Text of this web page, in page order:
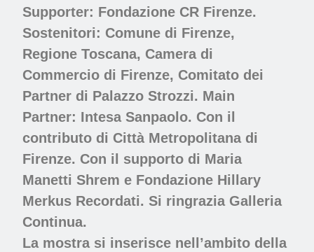
Supporter: Fondazione CR Firenze.
Sostenitori: Comune di Firenze,
Regione Toscana, Camera di
Commercio di Firenze, Comitato dei
Partner di Palazzo Strozzi. Main
Partner: Intesa Sanpaolo. Con il
contributo di Città Metropolitana di
Firenze. Con il supporto di Maria
Manetti Shrem e Fondazione Hillary
Merkus Recordati. Si ringrazia Galleria
Continua.
La mostra si inserisce nell’ambito della